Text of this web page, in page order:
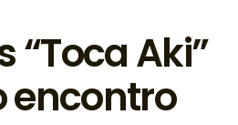
“Toca Aki”
encontro